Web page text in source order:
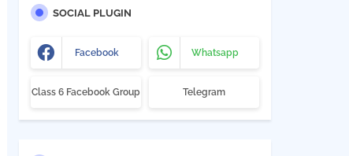
SOCIAL PLUGIN
Facebook Whatsapp
Class 6 Facebook Group Telegram